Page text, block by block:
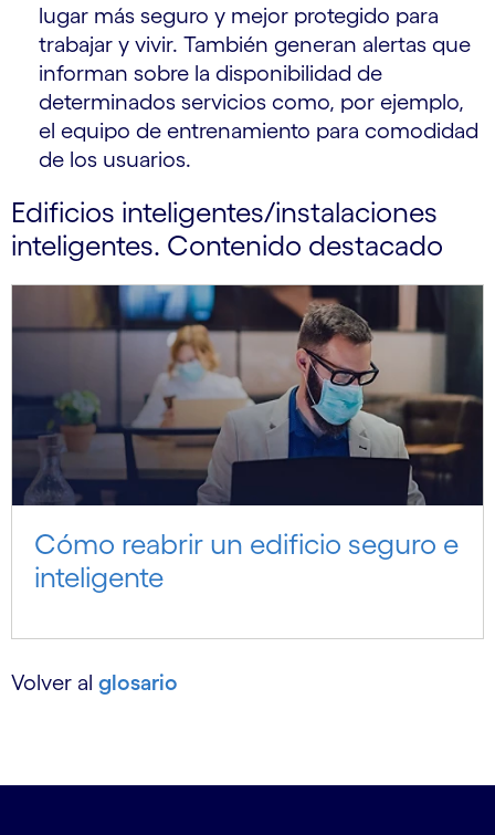
lugar más seguro y mejor protegido para
trabajar y vivir. También generan alertas que
informan sobre la disponibilidad de
determinados servicios como, por ejemplo,
el equipo de entrenamiento para comodidad
de los usuarios.
Edificios inteligentes/instalaciones
inteligentes. Contenido destacado
Cómo reabrir un edificio seguro e
inteligente
Volver al glosario